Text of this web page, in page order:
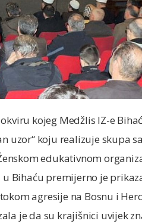
kojeg Medžlis IZ-e
uzor“ koju realizuje skupa
edukativnom
Bihaću premijerno je
agresije na Bosnu i
je da su krajišnici uvijek